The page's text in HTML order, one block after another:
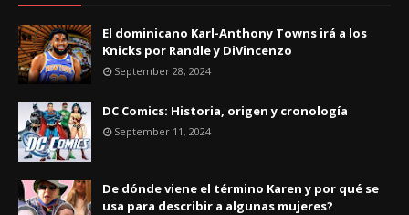
El dominicano Karl-Anthony Towns irá a los
Knicks por Randle y DiVincenzo
September 28, 2024
DC Comics: Historia, origen y cronología
September 11, 2024
De dónde viene el término Karen y por qué se
usa para describir a algunas mujeres?